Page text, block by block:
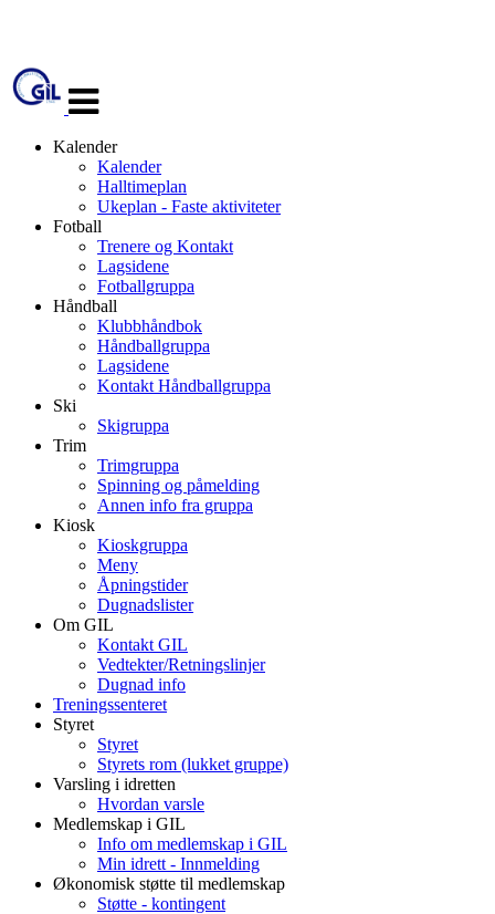
navigasjon
Kalender
Kalender
Halltimeplan
Ukeplan - Faste aktiviteter
Fotball
Trenere og Kontakt
Lagsidene
Fotballgruppa
Håndball
Klubbhåndbok
Håndballgruppa
Lagsidene
Kontakt Håndballgruppa
Ski
Skigruppa
Trim
Trimgruppa
Spinning og påmelding
Annen info fra gruppa
Kiosk
Kioskgruppa
Meny
Åpningstider
Dugnadslister
Om GIL
Kontakt GIL
Vedtekter/Retningslinjer
Dugnad info
Treningssenteret
Styret
Styret
Styrets rom (lukket gruppe)
Varsling i idretten
Hvordan varsle
Medlemskap i GIL
Info om medlemskap i GIL
Min idrett - Innmelding
Økonomisk støtte til medlemskap
Støtte - kontingent